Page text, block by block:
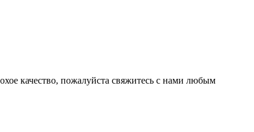
качество, пожалуйста свяжитесь с нами любым